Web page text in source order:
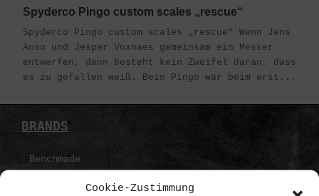
Cookie-Zustimmung
Spyderco Pingo custom scales „rescue“
Spyderco Pingo custom scales „rescue“ Wenn Jens
Anso und Jesper Voxnaes gemeinsam ein Messer
entwerfen, dann besteht kein Zweifel daran, dass
es zu gefallen weiß. Beim Pingo war beim erst...
BRANDS
Benchmade